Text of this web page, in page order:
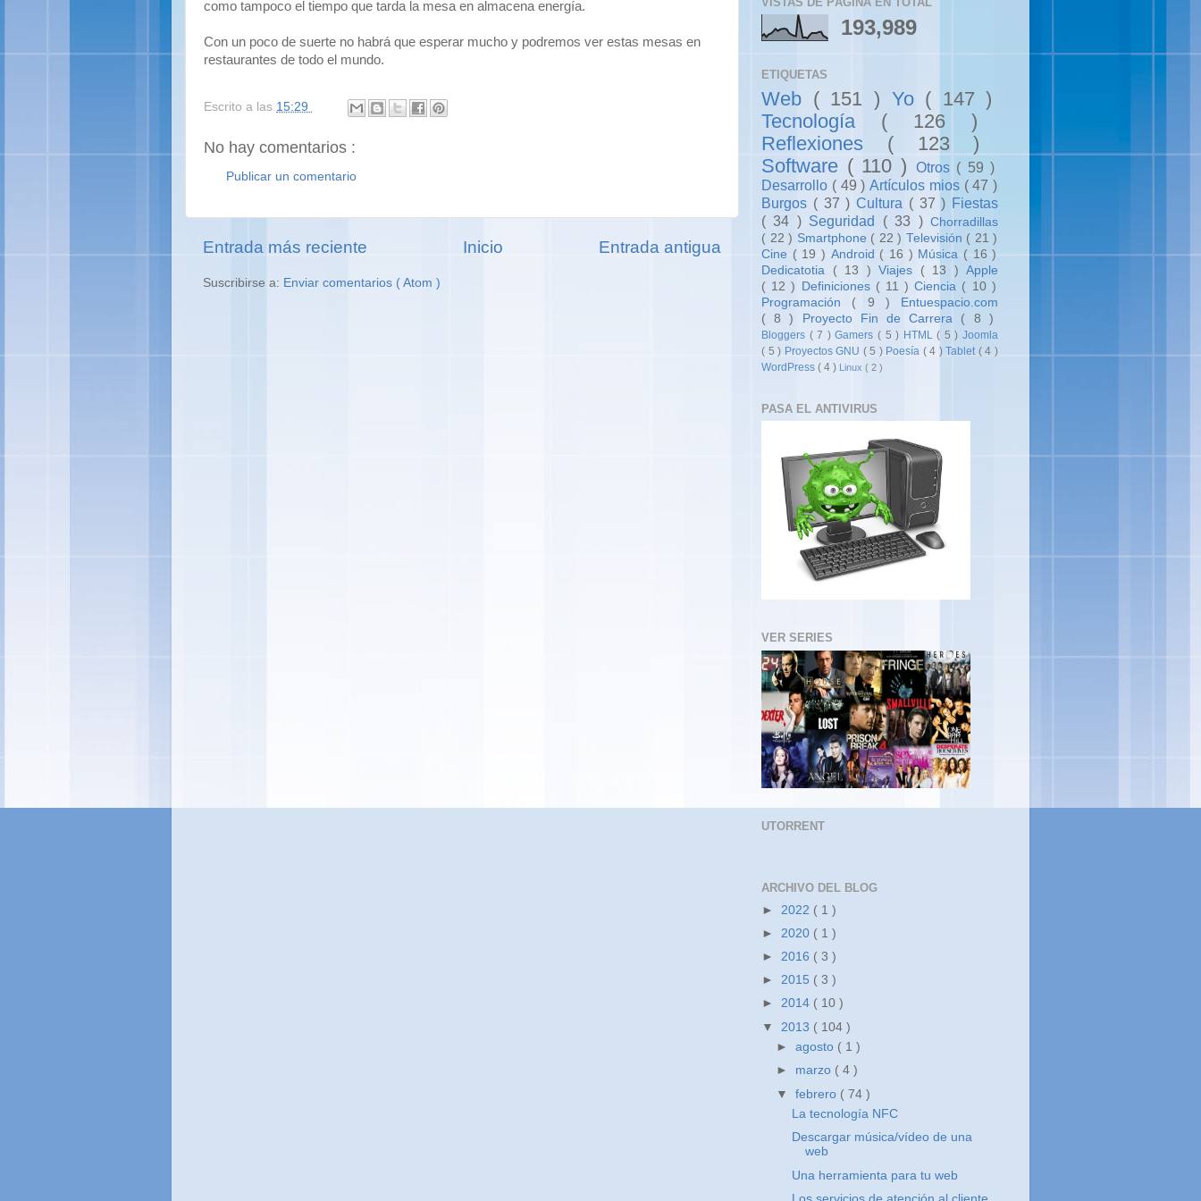
como tampoco el tiempo que tarda la mesa en almacena energía.
Con un poco de suerte no habrá que esperar mucho y podremos ver estas mesas en
restaurantes de todo el mundo.
Escrito a las 15:29
No hay comentarios :
Publicar un comentario
Entrada más reciente Entrada antigua
Inicio
Suscribirse a: Enviar comentarios ( Atom )
193,989
ETIQUETAS
Web ( 151 ) Yo ( 147 )
Tecnología ( 126 )
Reflexiones ( 123 )
Software ( 110 ) Otros ( 59 )
Desarrollo ( 49 ) Artículos mios ( 47 )
Burgos ( 37 ) Cultura ( 37 ) Fiestas
( 34 ) Seguridad ( 33 )Chorradillas
( 22 ) Smartphone ( 22 ) Televisión ( 21 )
Cine ( 19 ) Android ( 16 ) Música ( 16 )
Dedicatotia ( 13 ) Viajes ( 13 ) Apple
( 12 ) Definiciones ( 11 )Ciencia ( 10 )
Programación ( 9 ) Entuespacio.com
( 8 ) Proyecto Fin de Carrera ( 8 )
Bloggers ( 7 )Gamers ( 5 ) HTML( 5 )Joomla
( 5 ) Proyectos GNU ( 5 ) Poesía ( 4 ) Tablet ( 4 )
WordPress ( 4 ) Linux ( 2 )
PASA EL ANTIVIRUS
VER SERIES
UTORRENT
ARCHIVO DEL BLOG
► 2022 ( 1 )
► 2020 ( 1 )
► 2016 ( 3 )
► 2015 ( 3 )
► 2014 ( 10 )
▼ 2013 ( 104 )
►agosto ( 1 )
► marzo ( 4 )
▼febrero ( 74 )
La tecnología NFC
Descargar música/vídeo de una
web
Una herramienta para tu web